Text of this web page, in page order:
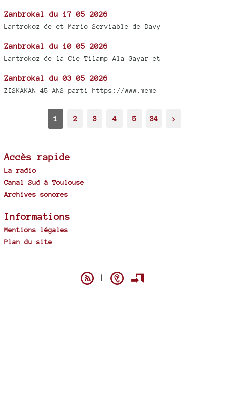
Zanbrokal du 17 05 2026
Lantrokoz de et Mario Serviable de Davy
Zanbrokal du 10 05 2026
Lantrokoz de la Cie Tilamp Ala Gayar et
Zanbrokal du 03 05 2026
ZISKAKAN 45 ANS parti https://www.meme
1 2 3 4 5 34 >
Accès rapide
La radio
Canal Sud à Toulouse
Archives sonores
Informations
Mentions légales
Plan du site
|